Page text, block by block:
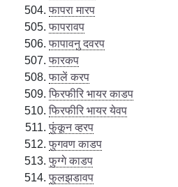
फापरा मारप
फापरावप
फापावनु दवरप
फारकप
फालें करप
फिरफीरि भायर काडप
फिरफीरि भायर येवप
फुंकून व्हरप
फुगवण काडप
फुग्गे काडप
फुलझडावप